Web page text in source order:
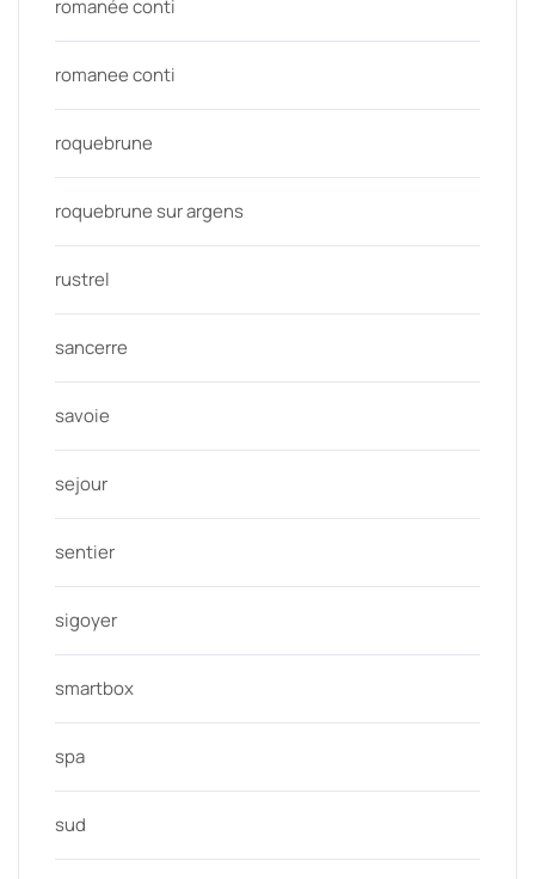
romanée conti
romanee conti
roquebrune
roquebrune sur argens
rustrel
sancerre
savoie
sejour
sentier
sigoyer
smartbox
spa
sud